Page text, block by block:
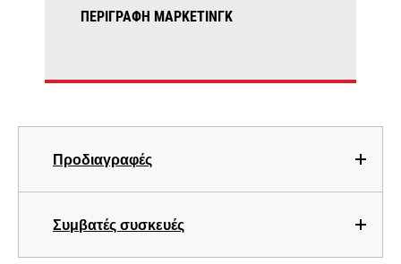
Προδιαγραφές
Συμβατές συσκευές
ΠΕΡΙΓΡΑΦΉ ΜΆΡΚΕΤΙΝΓΚ